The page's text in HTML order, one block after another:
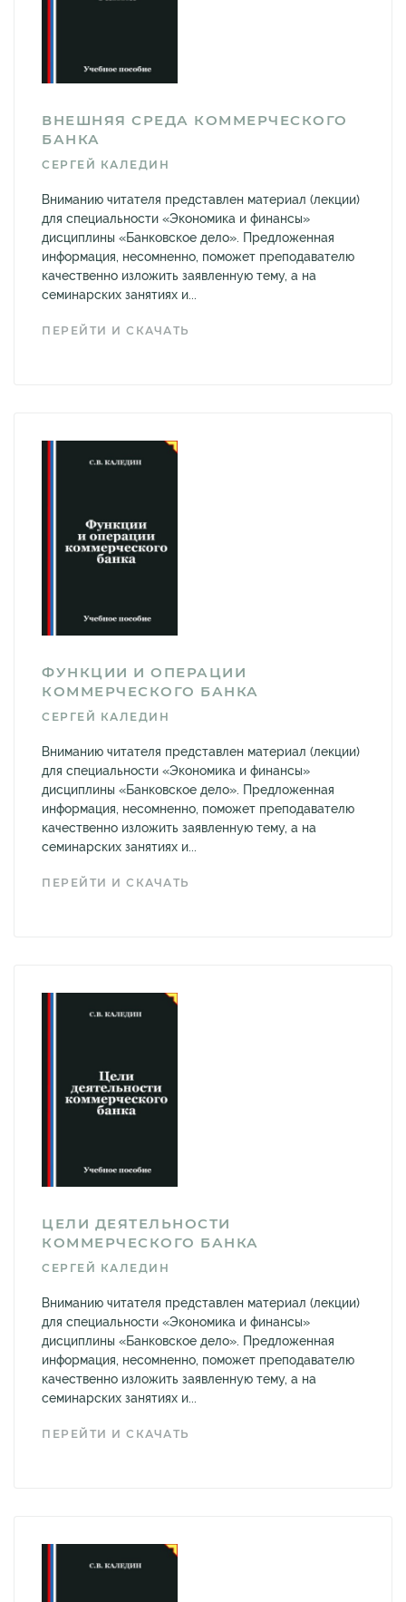
ВНЕШНЯЯ СРЕДА КОММЕРЧЕСКОГО
БАНКА
СЕРГЕЙ КАЛЕДИН
Вниманию читателя представлен материал (лекции)
для специальности «Экономика и финансы»
дисциплины «Банковское дело». Предложенная
информация, несомненно, поможет преподавателю
качественно изложить заявленную тему, а на
семинарских занятиях и...
ПЕРЕЙТИ И СКАЧАТЬ
ФУНКЦИИ И ОПЕРАЦИИ
КОММЕРЧЕСКОГО БАНКА
СЕРГЕЙ КАЛЕДИН
Вниманию читателя представлен материал (лекции)
для специальности «Экономика и финансы»
дисциплины «Банковское дело». Предложенная
информация, несомненно, поможет преподавателю
качественно изложить заявленную тему, а на
семинарских занятиях и...
ПЕРЕЙТИ И СКАЧАТЬ
ЦЕЛИ ДЕЯТЕЛЬНОСТИ
КОММЕРЧЕСКОГО БАНКА
СЕРГЕЙ КАЛЕДИН
Вниманию читателя представлен материал (лекции)
для специальности «Экономика и финансы»
дисциплины «Банковское дело». Предложенная
информация, несомненно, поможет преподавателю
качественно изложить заявленную тему, а на
семинарских занятиях и...
ПЕРЕЙТИ И СКАЧАТЬ